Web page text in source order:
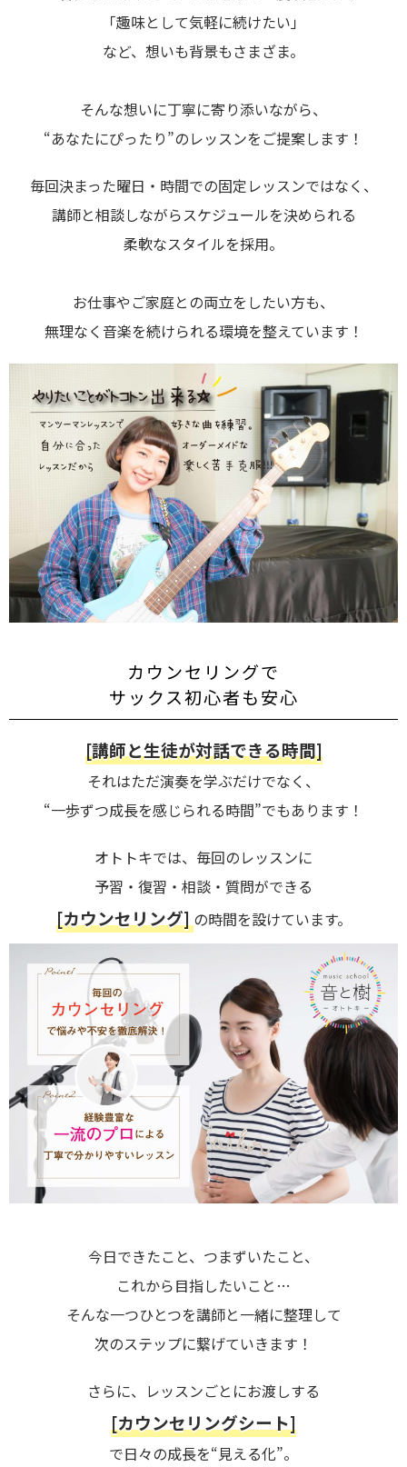
「趣味として気軽に続けたい」
など、想いも背景もさまざま。
そんな想いに丁寧に寄り添いながら、
“あなたにぴったり”のレッスンをご提案します！
毎回決まった曜日・時間での固定レッスンではなく、
講師と相談しながらスケジュールを決められる
柔軟なスタイルを採用。
お仕事やご家庭との両立をしたい方も、
無理なく音楽を続けられる環境を整えています！
カウンセリングで
サックス初心者も安心
[講師と生徒が対話できる時間]
それはただ演奏を学ぶだけでなく、
“一歩ずつ成長を感じられる時間”でもあります！
オトトキでは、毎回のレッスンに
予習・復習・相談・質問ができる
[カウンセリング] の時間を設けています。
今日できたこと、つまずいたこと、
これから目指したいこと…
そんな一つひとつを講師と一緒に整理して
次のステップに繋げていきます！
さらに、レッスンごとにお渡しする
[カウンセリングシート]
で日々の成長を“見える化”。